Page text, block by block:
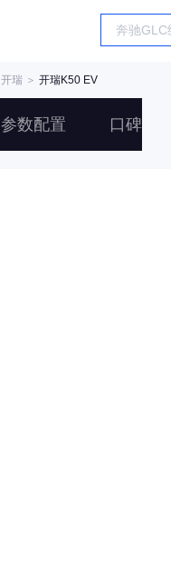
开瑞 ＞ 开瑞K50 EV
参数配置 口碑